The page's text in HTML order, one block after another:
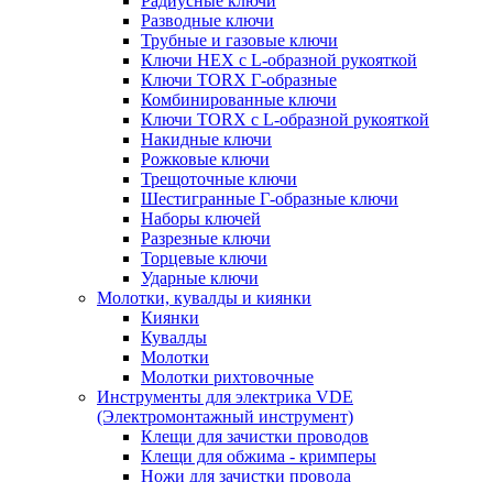
Разводные ключи
Трубные и газовые ключи
Ключи HEX с L-образной рукояткой
Ключи TORX Г-образные
Комбинированные ключи
Ключи TORX с L-образной рукояткой
Накидные ключи
Рожковые ключи
Трещоточные ключи
Шестигранные Г-образные ключи
Наборы ключей
Разрезные ключи
Торцевые ключи
Ударные ключи
Молотки, кувалды и киянки
Киянки
Кувалды
Молотки
Молотки рихтовочные
Инструменты для электрика VDE
(Электромонтажный инструмент)
Клещи для зачистки проводов
Клещи для обжима - кримперы
Ножи для зачистки провода